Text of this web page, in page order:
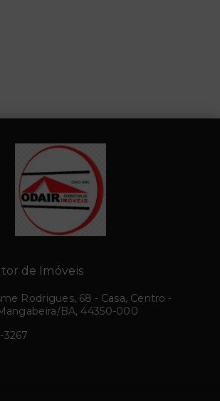
de Imóveis
Rodrigues, 68 - Casa, Centro -
BA, 44350-000
3267